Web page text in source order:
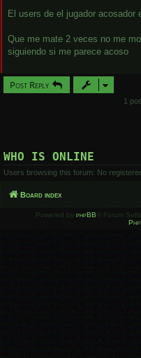
El users de el jugador acosador
Que me mate 2 veces no me
siguiendo si me parece acoso
Post Reply
1
WHO IS ONLINE
Users browsing this forum: No
Board index
Powered by phpBB ® Forum